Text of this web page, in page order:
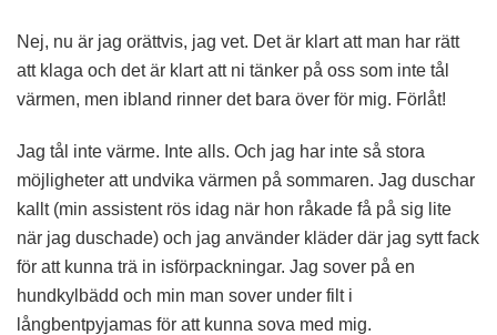
Nej, nu är jag orättvis, jag vet. Det är klart att man har rätt
att klaga och det är klart att ni tänker på oss som inte tål
värmen, men ibland rinner det bara över för mig. Förlåt!
Jag tål inte värme. Inte alls. Och jag har inte så stora
möjligheter att undvika värmen på sommaren. Jag duschar
kallt (min assistent rös idag när hon råkade få på sig lite
när jag duschade) och jag använder kläder där jag sytt fack
för att kunna trä in isförpackningar. Jag sover på en
hundkylbädd och min man sover under filt i
långbentpyjamas för att kunna sova med mig.